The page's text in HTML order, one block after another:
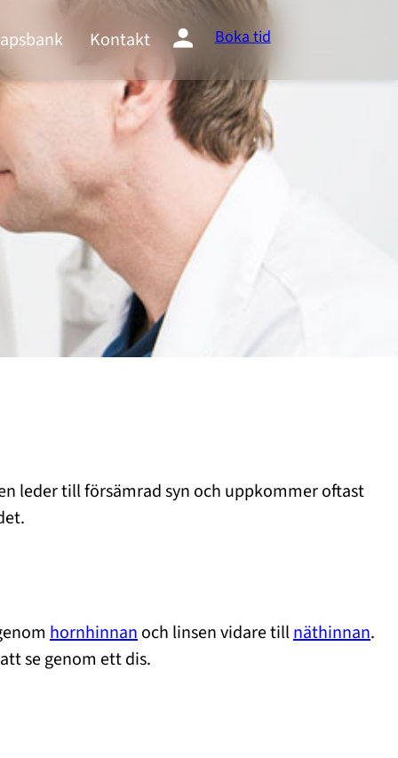
Kontakt Boka tid
leder till försämrad syn och uppkommer oftast
hornhinnanoch linsen vidare tillnäthinnan.
se genom ett dis.